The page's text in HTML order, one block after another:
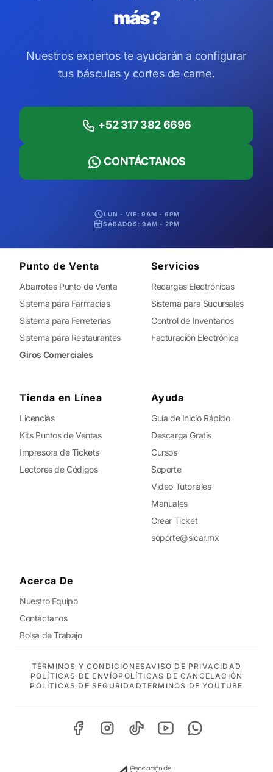
más?
Nuestros expertos te ayudarán a configurar
tus básculas y cortes de carne.
+52 317 382 6696
CONTÁCTANOS
LUN - VIE: 9AM - 6PM
SÁBADOS: 9AM - 2PM
Punto de Venta
Abarrotes Punto de Venta
Sistema para Farmacias
Sistema para Ferreterías
Sistema para Restaurantes
Giros Comerciales
Servicios
Recargas Electrónicas
Sistema para Sucursales
Control de Inventarios
Facturación Electrónica
Tienda en Línea
Licencias
Kits Puntos de Ventas
Impresora de Tickets
Lectores de Códigos
Ayuda
Guía de Inicio Rápido
Descarga Gratis
Cursos
Soporte
Video Tutoriales
Manuales
Crear Ticket
soporte@sicar.mx
Acerca De
Nuestro Equipo
Contáctanos
Bolsa de Trabajo
TÉRMINOS Y CONDICIONESAVISO DE PRIVACIDAD
POLÍTICAS DE ENVÍOPOLÍTICAS DE CANCELACIÓN
POLÍTICAS DE SEGURIDADTERMINOS DE YOUTUBE